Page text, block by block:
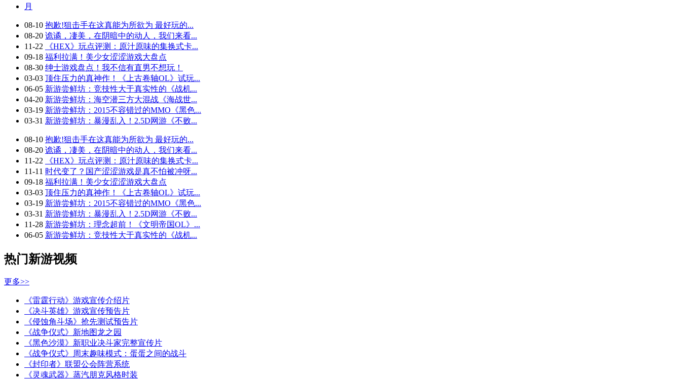
月
08-10 抱歉!狙击手在这真能为所欲为 最好玩的...
08-20 诡谲，凄美，在阴暗中的动人，我们来看...
11-22
《HEX》玩点评测：原汁原味的集换式卡...
09-18 福利拉满！美少女涩涩游戏大盘点
08-30 绅士游戏盘点！我不信有直男不想玩！
03-03 顶住压力的真神作！《上古卷轴OL》试玩...
06-05 新游尝鲜坊：竞技性大于真实性的《战机...
04-20 新游尝鲜坊：海空潜三方大混战《海战世...
03-19 新游尝鲜坊：2015不容错过的MMO《黑色...
03-31 新游尝鲜坊：暴漫乱入！2.5D网游《不败...
08-10 抱歉!狙击手在这真能为所欲为 最好玩的...
08-20 诡谲，凄美，在阴暗中的动人，我们来看...
11-22
《HEX》玩点评测：原汁原味的集换式卡...
11-11 时代变了？国产涩涩游戏是真不怕被冲呀...
09-18 福利拉满！美少女涩涩游戏大盘点
03-03 顶住压力的真神作！《上古卷轴OL》试玩...
03-19 新游尝鲜坊：2015不容错过的MMO《黑色...
03-31 新游尝鲜坊：暴漫乱入！2.5D网游《不败...
11-28 新游尝鲜坊：理念超前！《文明帝国OL》...
06-05 新游尝鲜坊：竞技性大于真实性的《战机...
热门新游视频
更多>>
《雷霆行动》游戏宣传介绍片
《决斗英雄》游戏宣传预告片
《侵蚀角斗场》抢先测试预告片
《战争仪式》新地图龙之园
《黑色沙漠》新职业决斗家完整宣传片
《战争仪式》周末趣味模式：蛋蛋之间的战斗
《封印者》联盟公会阵营系统
《灵魂武器》蒸汽朋克风格时装